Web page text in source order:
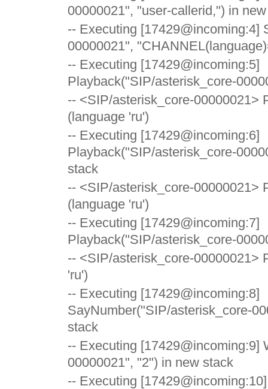
00000021", "user-callerid,") in
-- Executing [17429@incoming:4]
00000021",
-- Executing [17429@incoming:5]
Playback("SIP/asterisk_core-
-- <SIP/asterisk_core-00000021>
(language 'ru')
-- Executing [17429@incoming:6]
Playback("SIP/asterisk_core-
stack
-- <SIP/asterisk_core-00000021>
(language 'ru')
-- Executing [17429@incoming:7]
Playback("SIP/asterisk_core-
-- <SIP/asterisk_core-00000021>
'ru')
-- Executing [17429@incoming:8]
SayNumber("SIP/asterisk_core-
stack
-- Executing [17429@incoming:9]
00000021", "2") in new stack
-- Executing [17429@incoming:10]